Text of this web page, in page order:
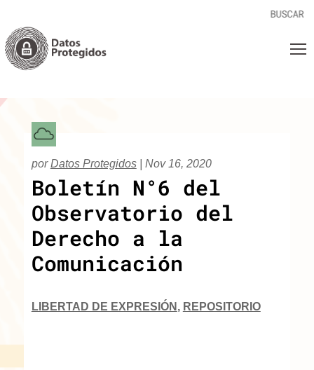
Boletín N°6 del
Observatorio del
Derecho a la
Comunicación
porDatos Protegidos| Nov 16, 2020
LIBERTAD DE EXPRESIÓN , REPOSITORIO